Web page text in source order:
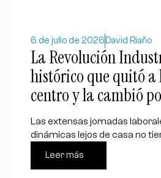
6 de julio de 2026 David Riaño
La Revolución
histórico que quitó
centro y la cambió
Las extensas jornadas
dinámicas lejos de casa no
Leer más